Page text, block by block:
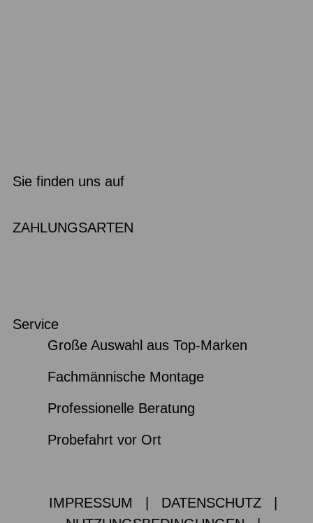
Sie finden uns auf
ZAHLUNGSARTEN
Service
Große Auswahl aus Top-Marken
Fachmännische Montage
Professionelle Beratung
Probefahrt vor Ort
IMPRESSUM DATENSCHUTZ